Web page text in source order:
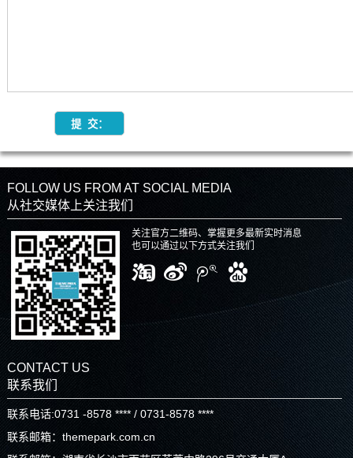
FOLLOW US FROM AT SOCIAL MEDIA
从社交媒体上关注我们
关注官方二维码、掌握更多最新实时消息
也可以通过以下方式关注我们
CONTACT US
联系我们
联系电话:0731 -8578 **** / 0731-8578 ****
联系邮箱：themepark.com.cn